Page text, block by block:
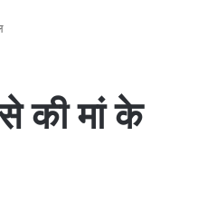
से की मां के